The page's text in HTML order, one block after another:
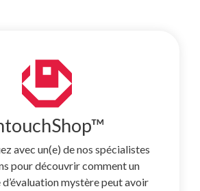
avec un(e) de nos spécialistes
pour découvrir comment un
mystère peut avoir